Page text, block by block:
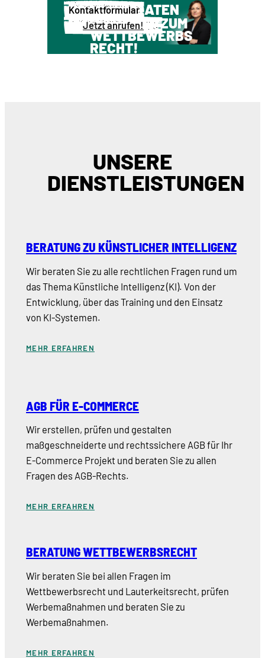
WIR BERATEN
SIE GERNE ZUM
WETTBEWERBS
RECHT!
Kontaktformular
Jetzt anrufen!
UNSERE
DIENSTLEISTUNGEN
BERATUNG ZU KÜNSTLICHER INTELLIGENZ
Wir beraten Sie zu alle rechtlichen Fragen rund um
das Thema Künstliche Intelligenz (KI). Von der
Entwicklung, über das Training und den Einsatz
von KI-Systemen.
MEHR ERFAHREN
AGB FÜR E-COMMERCE
Wir erstellen, prüfen und gestalten
maßgeschneiderte und rechtssichere AGB für Ihr
E-Commerce Projekt und beraten Sie zu allen
Fragen des AGB-Rechts.
MEHR ERFAHREN
BERATUNG WETTBEWERBSRECHT
Wir beraten Sie bei allen Fragen im
Wettbewerbsrecht und Lauterkeitsrecht, prüfen
Werbemaßnahmen und beraten Sie zu
Werbemaßnahmen.
MEHR ERFAHREN